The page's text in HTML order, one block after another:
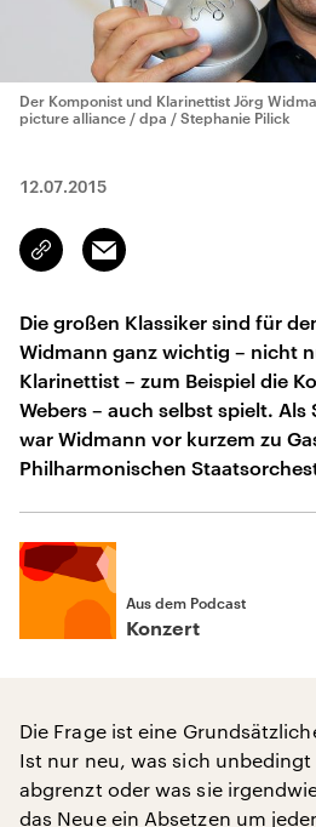
Der Komponist und Klarinettist Jörg
picture alliance / dpa / Stephanie Pilick
12.07.2015
Link
kopieren/teilen
Email
Die großen Klassiker sind für
Widmann ganz wichtig – nicht
Klarinettist – zum Beispiel die
Webers – auch selbst spielt.
war Widmann vor kurzem zu
Philharmonischen
Aus dem Podcast
Konzert
Die Frage ist eine
Ist nur neu, was sich
abgrenzt oder was sie
das Neue ein Absetzen um